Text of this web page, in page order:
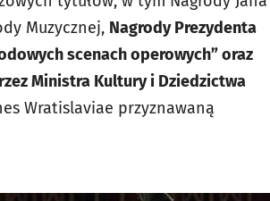
Muzycznej, Nagrody Prezydenta
scenach operowych” oraz
Ministra Kultury i Dziedzictwa
Wratislaviae przyznawaną